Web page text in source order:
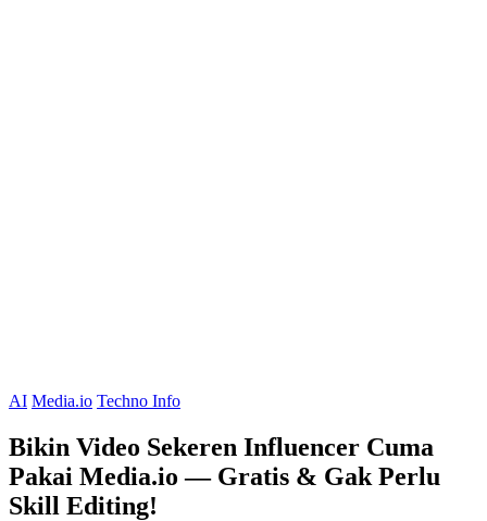
AI Media.io Techno Info
Bikin Video Sekeren Influencer Cuma
Pakai Media.io — Gratis & Gak Perlu
Skill Editing!